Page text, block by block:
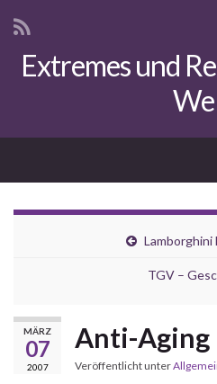
Search for:
Extremes und
Lamborghini
TGV –
MÄRZ
07
2007
Anti-Aging
Veröffentlicht unter